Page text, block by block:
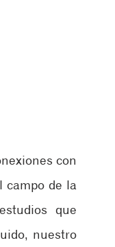
con
campo de la
que
nuestro